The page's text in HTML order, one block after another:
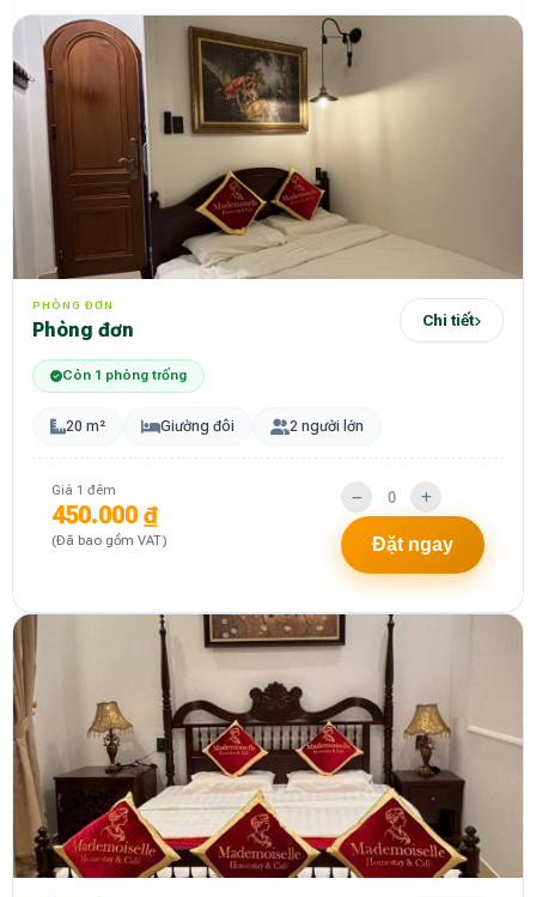
PHÒNG ĐƠN
Phòng đơn Chi tiết
Còn 1 phòng trống
20 m² Giường đôi 2 người lớn
Giá 1 đêm
450.000 ₫
(Đã bao gồm VAT) Đặt ngay